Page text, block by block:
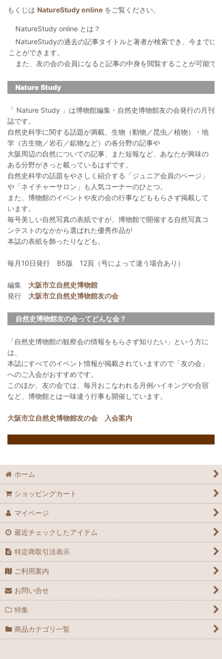
もくじは NatureStudy online をご覧ください。
NatureStudy online とは？
NatureStudyの過去の記事タイトルと著者が検索でき、今までに
ことができます。
また、友の会の会員になると記事の中身を閲覧することが可能で
Nature Study
「 Nature Study 」は博物館編集・自然史博物館友の会発行の月刊
誌です。
自然史科学に関する話題が満載、生物（動物／昆虫／植物）・地
学（古生物／岩石／鉱物など）の各分野の記事や
大阪周辺の自然についての記事、また短報など、あなたが興味の
ある分野がきっと載っているはずです。
自然史科学の話題をやさしく紹介する「ジュニア会員のページ」
や「ネイチャーサロン」も人気コーナーのひとつ。
また、博物館のイベントや友の会の行事などももらさず掲載して
います。
毎号美しい自然写真の表紙ですが、博物館で開催する自然写真コ
ンテストのなかから選ばれた優秀作品が
本誌の表紙を飾ったりなども。
毎月10日発行 B5版 12頁（号によって違う場合あり）
編集 大阪市立自然史博物館
発行 大阪市立自然史博物館友の会
自然史博物館友の会ってどんな会？
「自然史博物館の観察会の情報をもらさず知りたい」という方に
は、
本誌にすべてのイベント情報が掲載されていますので「友の会」
へのご入会がおすすめです。
このほか、友の会では、毎月おこなわれる月例ハイキングや合宿
など、博物館とは一味違う行事も開催しています。
大阪市立自然史博物館友の会 入会案内
ホーム
ショッピングカート
マイページ
最近チェックしたアイテム
特定商取引法表示
ご利用案内
お問い合せ
特集
商品カテゴリ一覧